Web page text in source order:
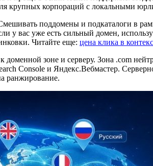
крупных корпораций с локальными
поддомены и подкаталоги в
у вас уже есть сильный домен,
Читайте еще: цена клика в
зоне и серверу. Зона .com
Console и Яндекс.Вебмастер.
ранжирование.